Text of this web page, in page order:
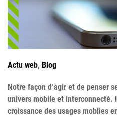
Actu web, Blog
Notre façon d’agir et de penser
univers mobile et interconnecté.
croissance des usages mobiles